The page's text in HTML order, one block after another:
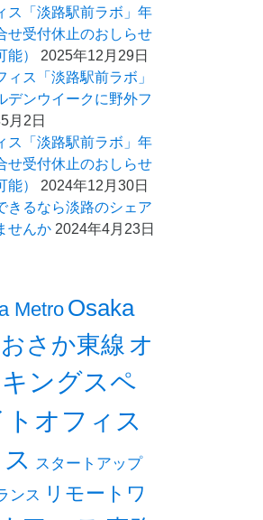
ス「淡路駅前ラボ」年
せ受付休止のおしらせ
能）
2025年12月29日
ス「淡路駅前ラボ」
デンウイークに野外フ
月2日
ス「淡路駅前ラボ」年
せ受付休止のおしらせ
能）
2024年12月30日
きるなら淡路のシェア
せんか 2024年4月23日
MetroOsaka
さか東線 オ
ングスペ
オフィス
スタートアップ
ンス リモートワ